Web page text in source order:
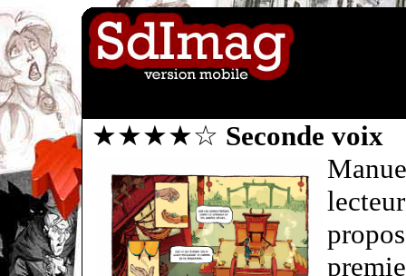
★★★★☆ Seconde voix